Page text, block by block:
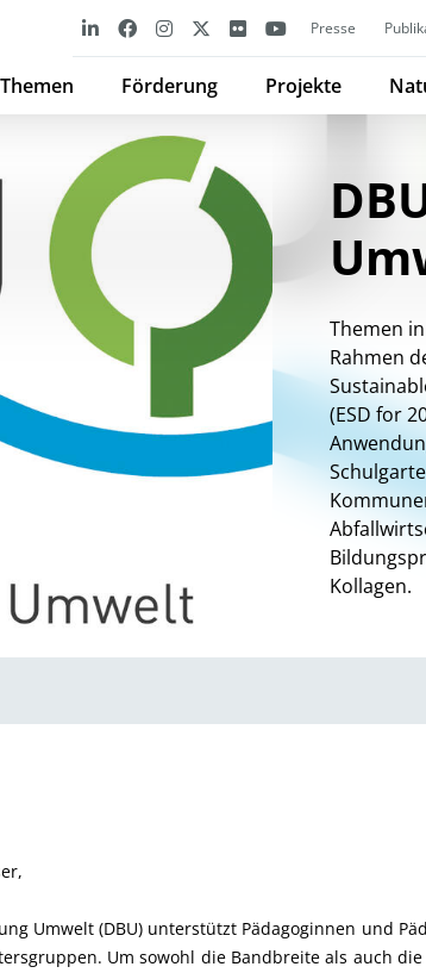
Presse
Themen Förderung Projekte
Themen
Rahmen
(ESD for
Kollagen.
Umwelt (DBU) unterstützt Pädagoginnen und
Um sowohl die Bandbreite als auch